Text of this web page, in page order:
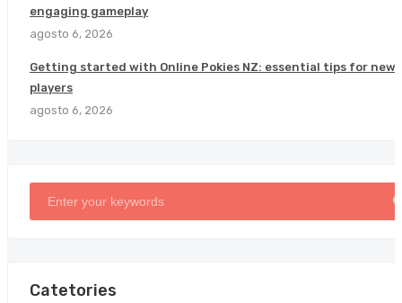
engaging gameplay
agosto 6, 2026
Getting started with Online Pokies NZ: essential tips for new
players
agosto 6, 2026
Catetories